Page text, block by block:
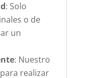
: Solo
o de
un
: Nuestro
realizar